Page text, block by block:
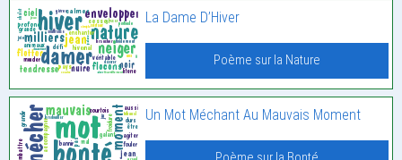
La Dame D’Hiver
Poème sur la Nature
Un Mot Méchant Au Mauvais Moment